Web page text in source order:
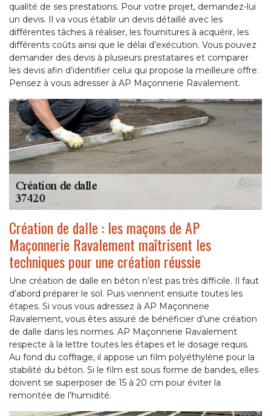
qualité de ses prestations. Pour votre projet, demandez-lui
un devis. Il va vous établir un devis détaillé avec les
différentes tâches à réaliser, les fournitures à acquérir, les
différents coûts ainsi que le délai d’exécution. Vous pouvez
demander des devis à plusieurs prestataires et comparer
les devis afin d’identifier celui qui propose la meilleure offre.
Pensez à vous adresser à AP Maçonnerie Ravalement.
Création de dalle : les maçons de AP
Maçonnerie Ravalement maîtrisent les
techniques pour une création réussie
Une création de dalle en béton n’est pas très difficile. Il faut
d’abord préparer le sol. Puis viennent ensuite toutes les
étapes. Si vous vous adressez à AP Maçonnerie
Ravalement, vous êtes assuré de bénéficier d’une création
de dalle dans les normes. AP Maçonnerie Ravalement
respecte à la lettre toutes les étapes et le dosage requis.
Au fond du coffrage, il appose un film polyéthylène pour la
stabilité du béton. Si le film est sous forme de bandes, elles
doivent se superposer de 15 à 20 cm pour éviter la
remontée de l’humidité.